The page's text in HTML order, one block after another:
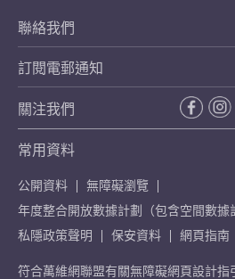
聯絡我們
訂閱電郵通知
關注我們
常用資料
公開資料
無障礙瀏覽
年度整合開放數據計劃（包含空間數據
私隱政策聲明
保安資料 網頁指南
符合萬維網聯盟有關無障礙網頁設計指